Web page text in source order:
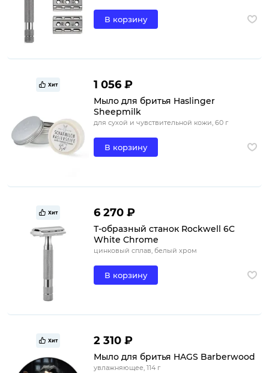
В корзину
Хит 1 056 ₽
Мыло для бритья Haslinger
Sheepmilk
для сухой и чувствительной кожи, 60 г
В корзину
Хит 6 270 ₽
Т-образный станок Rockwell 6C
White Chrome
цинковый сплав, белый хром
В корзину
Хит 2 310 ₽
Мыло для бритья HAGS Barberwood
увлажняющее, 114 г